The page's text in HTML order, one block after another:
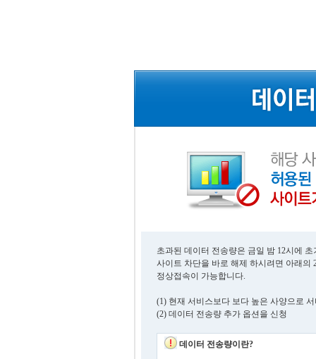
초과된 데이터 전송량은 금일 밤 12시에
사이트 차단을 바로 해제 하시려면 아래의
정상접속이 가능합니다.
(1) 현재 서비스보다 보다 높은 사양으로
(2) 데이터 전송량 추가 옵션을 신청
데이터 전송량이란?